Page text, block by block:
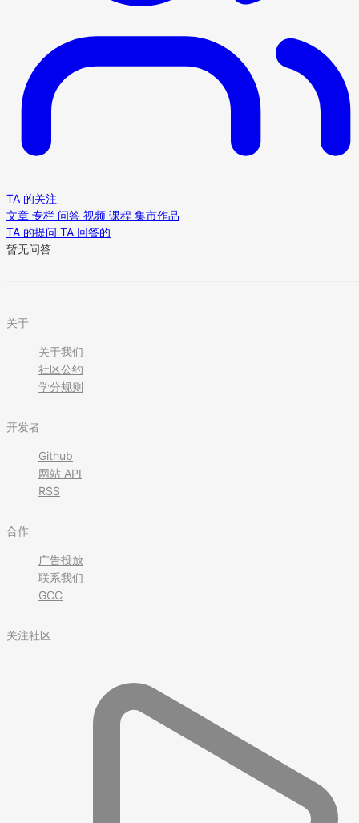
TA 的关注
文章 专栏 问答 视频 课程 集市作品
TA 的提问 TA 回答的
暂无问答
关于
关于我们
社区公约
学分规则
开发者
Github
网站 API
RSS
合作
广告投放
联系我们
GCC
关注社区